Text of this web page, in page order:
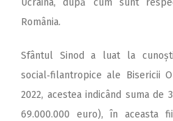
România.
Sfântul Sinod a luat la
social‑filantropice ale Bisericii
2022, acestea indicând suma de
69.000.000 euro), în aceasta